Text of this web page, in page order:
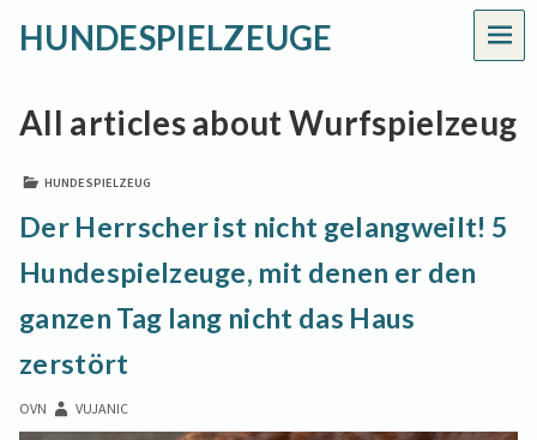
HUNDESPIELZEUGE
All articles about Wurfspielzeug
HUNDESPIELZEUG
Der Herrscher ist nicht gelangweilt! 5
Hundespielzeuge, mit denen er den
ganzen Tag lang nicht das Haus
zerstört
OVN VUJANIC